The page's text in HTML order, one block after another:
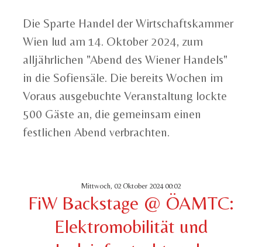
Die Sparte Handel der Wirtschaftskammer
Wien lud am 14. Oktober 2024, zum
alljährlichen "Abend des Wiener Handels"
in die Sofiensäle. Die bereits Wochen im
Voraus ausgebuchte Veranstaltung lockte
500 Gäste an, die gemeinsam einen
festlichen Abend verbrachten.
Mittwoch, 02 Oktober 2024 00:02
FiW Backstage @ ÖAMTC:
Elektromobilität und